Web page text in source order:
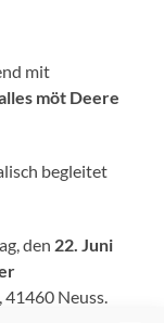
mit
möt Deere
begleitet
den 22. Juni
41460 Neuss.